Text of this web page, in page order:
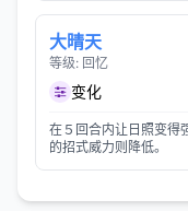
大晴天
等级: 回忆
变化
在５回合内让日照变得
的招式威力则降低。